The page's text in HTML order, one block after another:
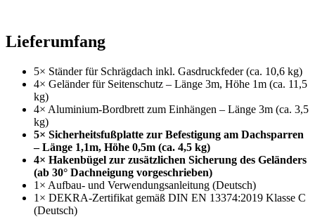
Lieferumfang
5× Ständer für Schrägdach inkl. Gasdruckfeder (ca. 10,6 kg)
4× Geländer für Seitenschutz – Länge 3m, Höhe 1m (ca. 11,5
kg)
4× Aluminium-Bordbrett zum Einhängen – Länge 3m (ca. 3,5
kg)
5× Sicherheitsfußplatte zur Befestigung am Dachsparren
– Länge 1,1m, Höhe 0,5m (ca. 4,5 kg)
4× Hakenbügel zur zusätzlichen Sicherung des Geländers
(ab 30° Dachneigung vorgeschrieben)
1× Aufbau- und Verwendungsanleitung (Deutsch)
1× DEKRA-Zertifikat gemäß DIN EN 13374:2019 Klasse C
(Deutsch)